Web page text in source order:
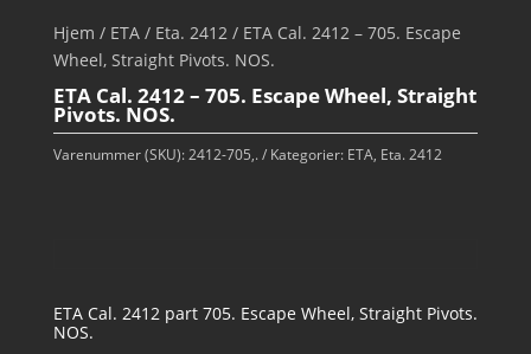
Hjem / ETA/ Eta. 2412/ ETA Cal. 2412 – 705. Escape
Wheel, Straight Pivots. NOS.
ETA Cal. 2412 – 705. Escape Wheel, Straight
Pivots. NOS.
Varenummer (SKU):2412-705,. Kategorier: ETA, Eta. 2412
ETA Cal. 2412 part 705. Escape Wheel, Straight Pivots.
NOS.